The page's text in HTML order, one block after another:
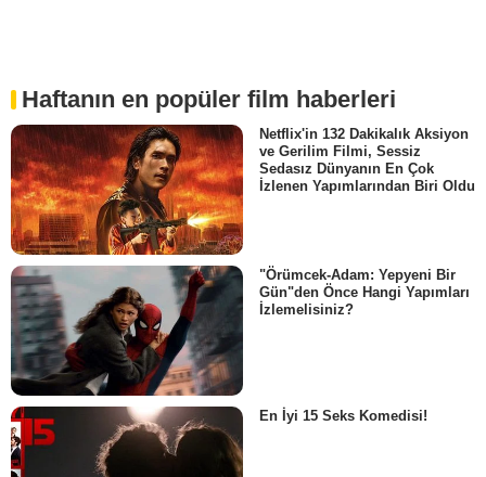
Haftanın en popüler film haberleri
Netflix'in 132 Dakikalık Aksiyon
ve Gerilim Filmi, Sessiz
Sedasız Dünyanın En Çok
İzlenen Yapımlarından Biri Oldu
"Örümcek-Adam: Yepyeni Bir
Gün"den Önce Hangi Yapımları
İzlemelisiniz?
En İyi 15 Seks Komedisi!